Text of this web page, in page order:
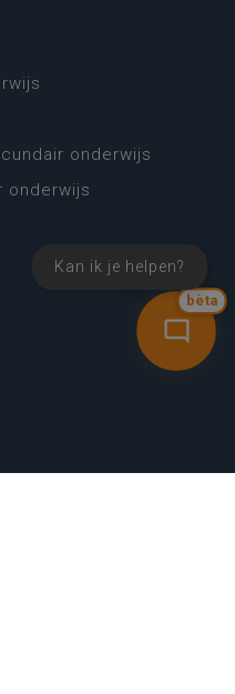
bèta
Kan ik je helpen?
onderwijs
onderwijs